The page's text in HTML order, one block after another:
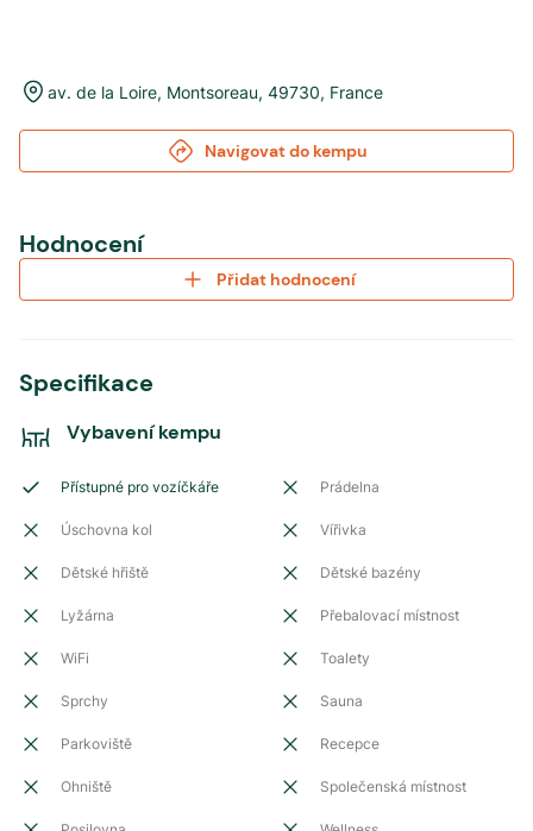
av. de la Loire, Montsoreau, 49730, France
Navigovat do kempu
Hodnocení
Přidat hodnocení
Specifikace
Vybavení kempu
Přístupné pro vozíčkáře Prádelna
Úschovna kol Vířivka
Dětské hřiště Dětské bazény
Lyžárna Přebalovací místnost
WiFi Toalety
Sprchy Sauna
Parkoviště Recepce
Ohniště Společenská místnost